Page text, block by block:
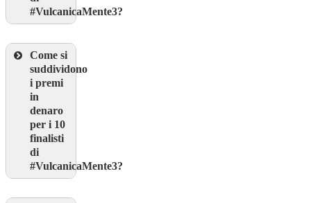
#VulcanicaMente3?
Come si
suddividono
i premi
in
denaro
per i 10
finalisti
di
#VulcanicaMente3?